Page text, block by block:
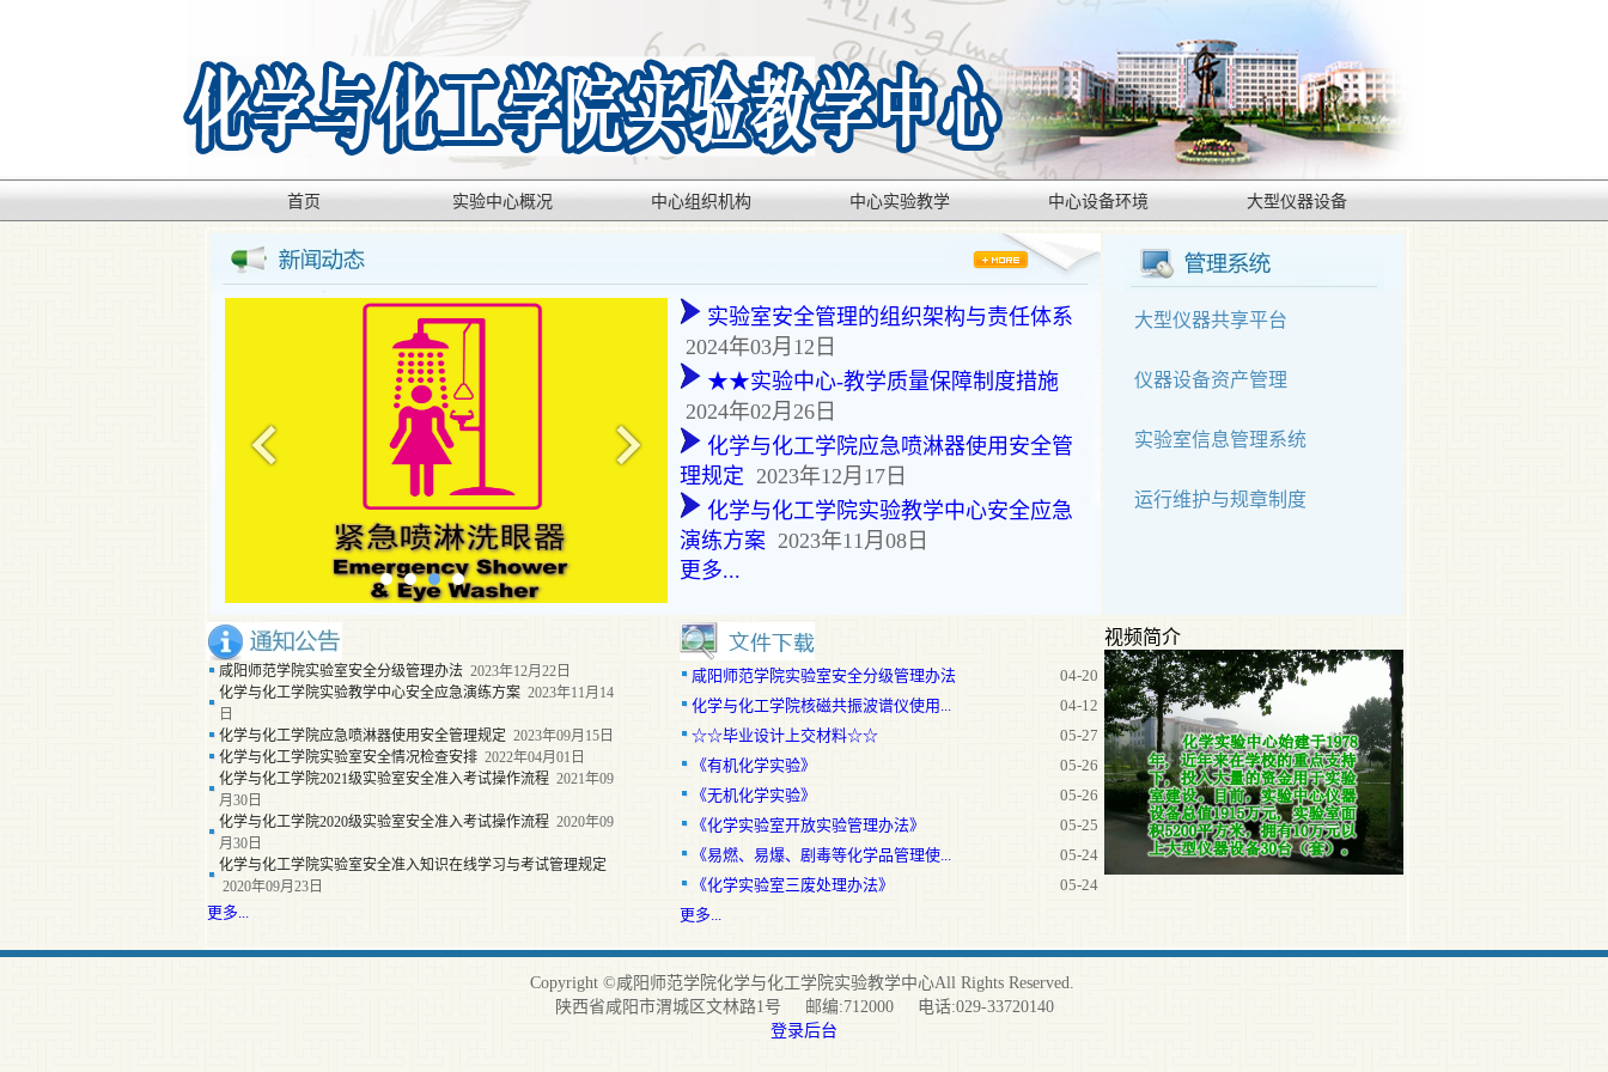
首页 实验中心概况 中心组织机构 中心实验教学 中心设备环境 大型仪器设备
实验室安全管理的组织架构与责任体系
2024年03月12日
★★实验中心-教学质量保障制度措施
2024年02月26日
化学与化工学院应急喷淋器使用安全管
理规定 2023年12月17日
化学与化工学院实验教学中心安全应急
演练方案 2023年11月08日
更多...
咸阳师范学院实验室安全分级管理办法2023年12月22日
化学与化工学院实验教学中心安全应急演练方案2023年11月14
日
化学与化工学院应急喷淋器使用安全管理规定 2023年09月15日
化学与化工学院实验室安全情况检查安排2022年04月01日
化学与化工学院2021级实验室安全准入考试操作流程2021年09
月30日
化学与化工学院2020级实验室安全准入考试操作流程2020年09
月30日
化学与化工学院实验室安全准入知识在线学习与考试管理规定
2020年09月23日
更多...
咸阳师范学院实验室安全分级管理办法
04-20
化学与化工学院核磁共振波谱仪使用...
04-12
☆☆毕业设计上交材料☆☆
05-27
《有机化学实验》
05-26
《无机化学实验》
05-26
《化学实验室开放实验管理办法》
05-25
《易燃、易爆、剧毒等化学品管理使...
05-24
《化学实验室三废处理办法》
05-24
更多...
大型仪器共享平台
仪器设备资产管理
实验室信息管理系统
运行维护与规章制度
视频简介
Copyright ©咸阳师范学院化学与化工学院实验教学中心All Rights Reserved.
陕西省咸阳市渭城区文林路1号 邮编:712000 电话:029-33720140
登录后台